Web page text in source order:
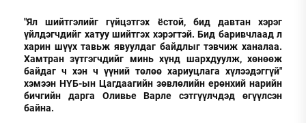
"Ял шийтгэлийг гүйцэтгэх ёстой, бид давтан хэрэг
үйлдэгчдийг хатуу шийтгэх хэрэгтэй. Бид баривчлаад л
харин шүүх тавьж явуулдаг байдлыг тэвчиж ханалаа.
Хамтран зүтгэгчдийг минь хүнд шархдуулж, хөнөөж
байдаг ч хэн ч үүний төлөө хариуцлага хүлээдэггүй"
хэмээн НҮБ-ын Цагдаагийн зөвлөлийн ерөнхий нарийн
бичгийн дарга Оливье Варле сэтгүүлчдэд өгүүлсэн
байна.